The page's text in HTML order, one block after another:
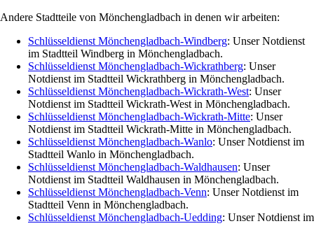
Andere Stadtteile von Mönchengladbach in denen wir arbeiten:
Schlüsseldienst Mönchengladbach-Windberg: Unser Notdienst
im Stadtteil Windberg in Mönchengladbach.
Schlüsseldienst Mönchengladbach-Wickrathberg: Unser
Notdienst im Stadtteil Wickrathberg in Mönchengladbach.
Schlüsseldienst Mönchengladbach-Wickrath-West: Unser
Notdienst im Stadtteil Wickrath-West in Mönchengladbach.
Schlüsseldienst Mönchengladbach-Wickrath-Mitte: Unser
Notdienst im Stadtteil Wickrath-Mitte in Mönchengladbach.
Schlüsseldienst Mönchengladbach-Wanlo: Unser Notdienst im
Stadtteil Wanlo in Mönchengladbach.
Schlüsseldienst Mönchengladbach-Waldhausen: Unser
Notdienst im Stadtteil Waldhausen in Mönchengladbach.
Schlüsseldienst Mönchengladbach-Venn: Unser Notdienst im
Stadtteil Venn in Mönchengladbach.
Schlüsseldienst Mönchengladbach-Uedding: Unser Notdienst im